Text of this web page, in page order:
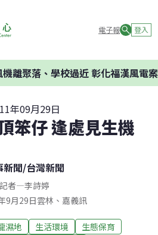
電子報 登入
落、學校過近 彰化福漢風電案環
年09月29日
笨仔 逢處見生機
新聞/台灣新聞
記者—李詩婷
9月29日雲林、嘉義訊
濕地 生活環境
生態保育